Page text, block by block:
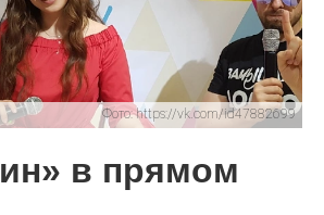
по городу
Фото:https://vk.com/id47882699
в прямом